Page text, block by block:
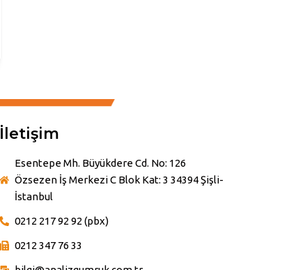
İletişim
Esentepe Mh. Büyükdere Cd. No: 126
Özsezen İş Merkezi C Blok Kat: 3 34394 Şişli-
İstanbul
0212 217 92 92 (pbx)
0212 347 76 33